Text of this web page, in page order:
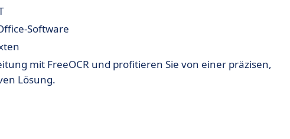
Software
mit FreeOCR und profitieren Sie von einer präzisen,
Lösung.